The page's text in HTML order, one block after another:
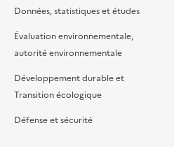
Données, statistiques et études
Évaluation environnementale,
autorité environnementale
Développement durable et
Transition écologique
Défense et sécurité